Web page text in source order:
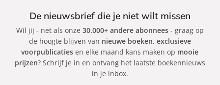
De nieuwsbrief die je niet wilt missen
Wil jij - net als onze 30.000+ andere abonnees- graag op
de hoogte blijven van nieuwe boeken, exclusieve
voorpublicaties en elke maand kans maken op mooie
prijzen? Schrijf je in en ontvang het laatste boekennieuws
in je inbox.